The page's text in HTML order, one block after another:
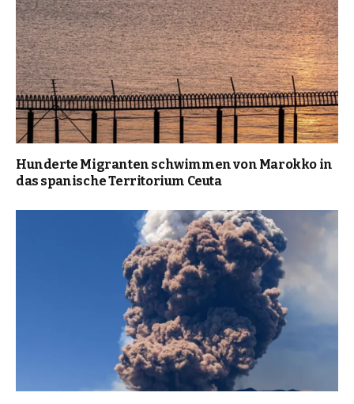
Hunderte Migranten schwimmen von Marokko in
das spanische Territorium Ceuta